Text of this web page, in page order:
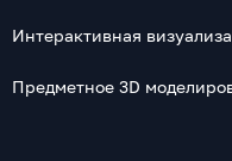
Интерактивная
Предметное 3D